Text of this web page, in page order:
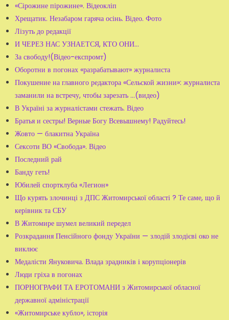
«Сірожине пірожине». Відеокліп
Хрещатик. Незабаром гаряча осінь. Відео. Фото
Лізуть до редакції
И ЧЕРЕЗ НАС УЗНАЕТСЯ, КТО ОНИ…
За свободу!(Відео-експромт)
Оборотни в погонах «разрабатывают» журналиста
Покушение на главного редактора «Сельской жизни»: журналиста
заманили на встречу, чтобы зарезать ...(видео)
В Україні за журналістами стежать. Відео
Братья и сестры! Верные Богу Всевышнему! Радуйтесь!
Жовто — блакитна Україна
Сексоти ВО «Свобода». Відео
Последний рай
Банду геть!
Юбилей спортклуба «Легион»
Що курять злочинці з ДПС Житомирської області ? Те саме, що й
керівник та СБУ
В Житомире шумел великий передел
Розкрадання Пенсійного фонду України — злодій злодієві око не
виклює
Медалісти Януковича. Влада зрадників і корупціонерів
Люди гріха в погонах
ПОРНОГРАФИ ТА ЕРОТОМАНИ з Житомирської обласної
державної адміністрації
«Житомирське кубло», історія